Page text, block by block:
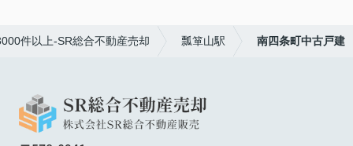
件以上-SR総合不動産売却 瓢箪山駅 南四条町中古戸建